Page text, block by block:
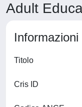
Adult
Informazioni
Titolo
Cris ID